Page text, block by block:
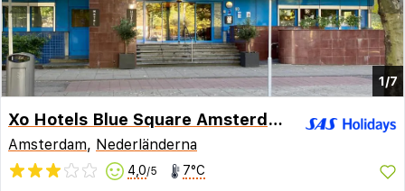
1/7
Xo Hotels Blue Square Amsterdam
Amsterdam, Nederländerna
4,0/5 7°C